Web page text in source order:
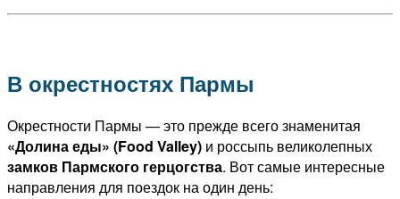
В окрестностях Пармы
Окрестности Пармы — это прежде всего знаменитая
«Долина еды» (Food Valley) и россыпь великолепных
замков Пармского герцогства. Вот самые интересные
направления для поездок на один день: